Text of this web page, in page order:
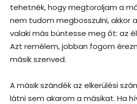
tehetnék, hogy megtoroljam a
nem tudom megbosszulni, akkor
valaki más büntesse meg őt: az
Azt remélem, jobban fogom
másik szenved.
A másik szándék az elkerülési
látni sem akarom a másikat. Ha